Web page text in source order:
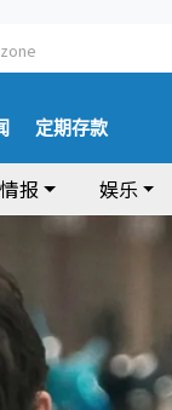
定期存款
报 娱乐